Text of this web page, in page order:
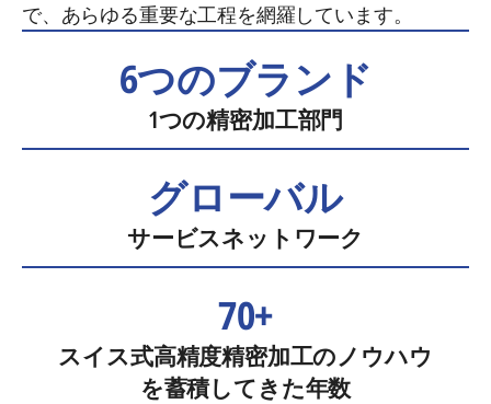
で、あらゆる重要な工程を網羅しています。
6つのブランド
1つの精密加工部門
グローバル
サービスネットワーク
70+
スイス式高精度精密加工のノウハウ
を蓄積してきた年数